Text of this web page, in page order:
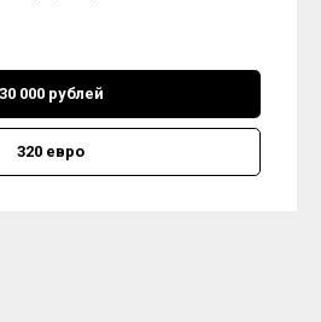
30 000 рублей
320 евро